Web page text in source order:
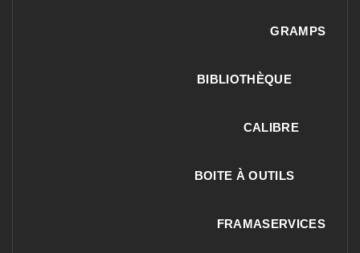
GRAMPS
BIBLIOTHÈQUE
CALIBRE
BOITE À OUTILS
FRAMASERVICES